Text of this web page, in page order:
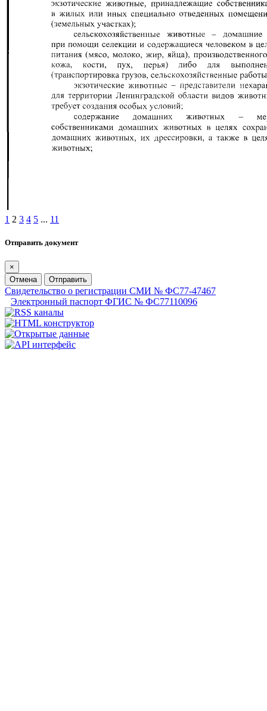
1 2 3 4 5 ... 11
Отправить документ
×
Отмена
Отправить
Свидетельство о регистрации СМИ № ФС77-47467
Электронный паспорт ФГИС № ФС77110096